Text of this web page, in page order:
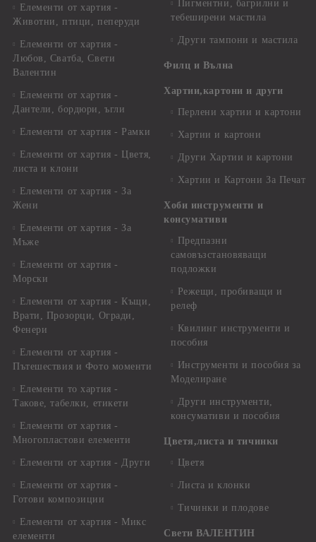
Елементи от хартия -
Животни, птици, пеперуди
Елементи от хартия -
Любов, Сватба, Свети
Валентин
Елементи от хартия -
Дантели, бордюри, ъгли
Елементи от хартия - Рамки
Елементи от хартия - Цветя,
листа и клони
Елементи от хартия - За
Жени
Елементи от хартия - За
Мъже
Елементи от хартия -
Морски
Елементи от хартия - Къщи,
Врати, Прозорци, Огради,
Фенери
Елементи от хартия -
Пътешествия и Фото моменти
Елементи то хартия -
Такове, табелки, етикети
Елементи от хартия -
Многопластови елементи
Елементи от хартия - Други
Елементи от хартия -
Готови композиции
Елементи от хартия - Микс
елементи
Пигментни, багрилни и
тебеширени мастила
Други тампони и мастила
Филц и Вълна
Хартии,картони и други
Перлени хартии и картони
Хартии и картони
Други Хартии и картони
Хартии и Картони За Печат
Хоби инструменти и
консумативи
Предпазни
самовъзстановяващи
подложки
Режещи, пробиващи и
релеф
Квилинг инструменти и
пособия
Инструменти и пособия за
Моделиране
Други инструменти,
консумативи и пособия
Цветя,листа и тичинки
Цветя
Листа и клонки
Тичинки и плодове
Свети ВАЛЕНТИН